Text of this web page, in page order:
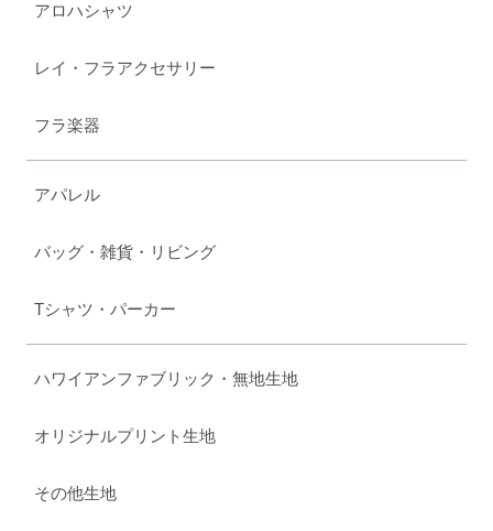
アロハシャツ
レイ・フラアクセサリー
フラ楽器
アパレル
バッグ・雑貨・リビング
Tシャツ・パーカー
ハワイアンファブリック・無地生地
オリジナルプリント生地
その他生地